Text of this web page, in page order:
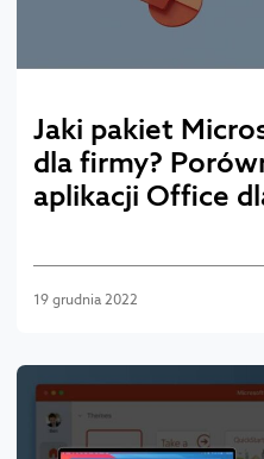
Jaki pakiet
dla firmy?
aplikacji Office
19 grudnia 2022